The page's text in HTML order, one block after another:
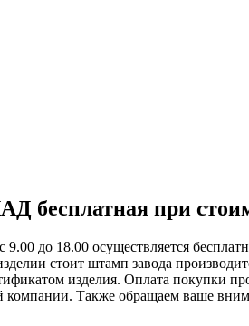
бесплатная при
до 18.00 осуществляется
стоит штамп завода
изделия. Оплата покупки
компании. Также обращаем ваше